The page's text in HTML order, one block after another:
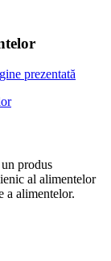
produs
al alimentelor
a alimentelor.